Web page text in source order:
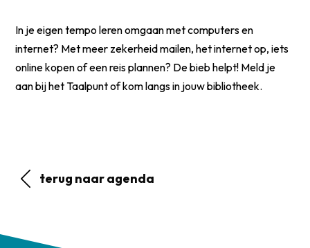
In je eigen tempo leren omgaan met computers en
internet? Met meer zekerheid mailen, het internet op, iets
online kopen of een reis plannen? De bieb helpt! Meld je
aan bij het Taalpunt of kom langs in jouw bibliotheek.
terug naar agenda